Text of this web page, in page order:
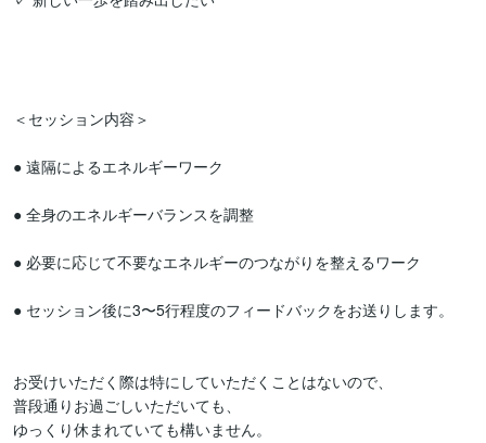
＜セッション内容＞
● 遠隔によるエネルギーワーク
● 全身のエネルギーバランスを調整
● 必要に応じて不要なエネルギーのつながりを整えるワーク
● セッション後に3〜5行程度のフィードバックをお送りします。
お受けいただく際は特にしていただくことはないので、
普段通りお過ごしいただいても、
ゆっくり休まれていても構いません。